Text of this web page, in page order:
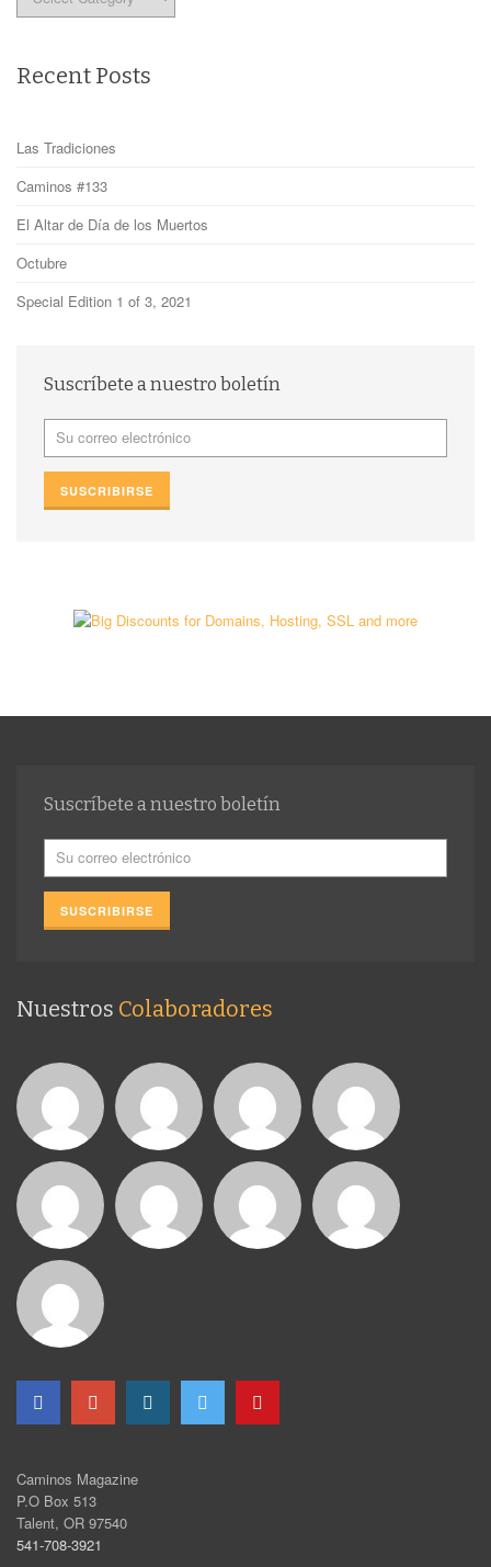
Recent Posts
Las Tradiciones
Caminos #133
El Altar de Día de los Muertos
Octubre
Special Edition 1 of 3, 2021
Suscríbete a nuestro boletín
Suscríbete a nuestro boletín
Nuestros Colaboradores
Caminos Magazine
P.O Box 513
Talent, OR 97540
541-708-3921